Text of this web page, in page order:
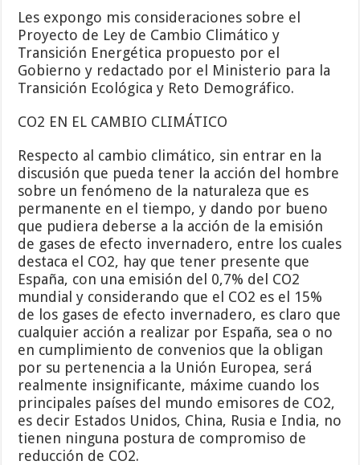
Les expongo mis consideraciones sobre el
Proyecto de Ley de Cambio Climático y
Transición Energética propuesto por el
Gobierno y redactado por el Ministerio para la
Transición Ecológica y Reto Demográfico.
CO2 EN EL CAMBIO CLIMÁTICO
Respecto al cambio climático, sin entrar en la
discusión que pueda tener la acción del hombre
sobre un fenómeno de la naturaleza que es
permanente en el tiempo, y dando por bueno
que pudiera deberse a la acción de la emisión
de gases de efecto invernadero, entre los cuales
destaca el CO2, hay que tener presente que
España, con una emisión del 0,7% del CO2
mundial y considerando que el CO2 es el 15%
de los gases de efecto invernadero, es claro que
cualquier acción a realizar por España, sea o no
en cumplimiento de convenios que la obligan
por su pertenencia a la Unión Europea, será
realmente insignificante, máxime cuando los
principales países del mundo emisores de CO2,
es decir Estados Unidos, China, Rusia e India, no
tienen ninguna postura de compromiso de
reducción de CO2.